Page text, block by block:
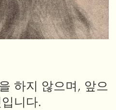
하지 않으며, 앞으
니다.